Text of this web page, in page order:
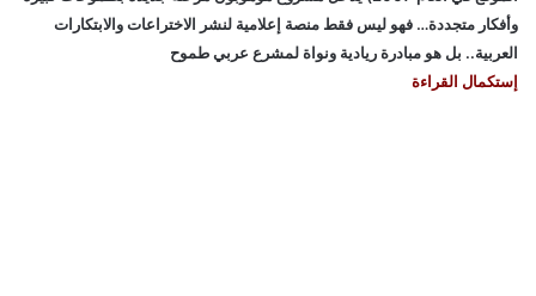
وأفكار متجددة… فهو ليس فقط منصة إعلامية لنشر الاختراعات والابتكارات
العربية.. بل هو مبادرة ريادية ونواة لمشرع عربي طموح
إستكمال القراءة